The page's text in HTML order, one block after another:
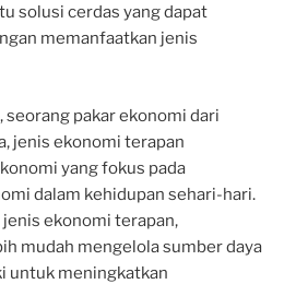
solusi cerdas yang dapat
memanfaatkan jenis
seorang pakar ekonomi dari
jenis ekonomi terapan
yang fokus pada
dalam kehidupan sehari-hari.
ekonomi terapan,
mudah mengelola sumber daya
untuk meningkatkan